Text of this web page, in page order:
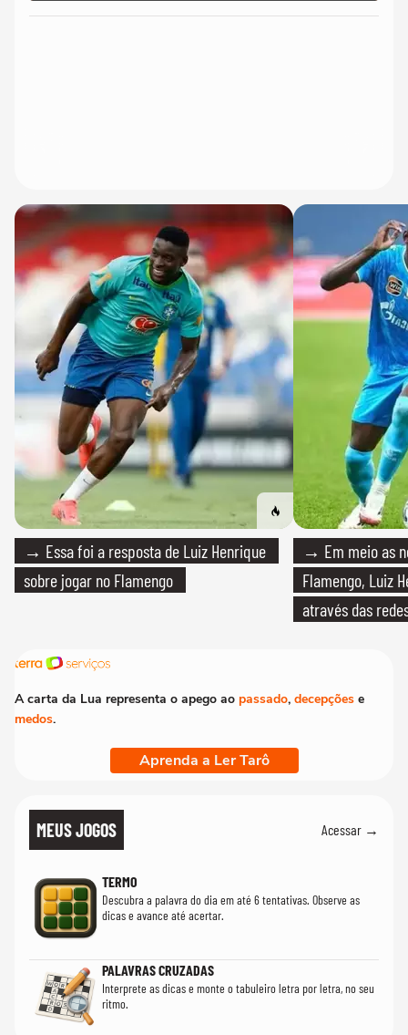
→ Essa foi a resposta de Luiz Henrique
sobre jogar no Flamengo
→ Em meio as
Flamengo, Luiz
através das
A carta da Lua representa o apego ao passado, decepções e
medos.
Aprenda a Ler Tarô
MEUS JOGOS Acessar →
TERMO
Descubra a palavra do dia em até 6 tentativas. Observe as
dicas e avance até acertar.
PALAVRAS CRUZADAS
Interprete as dicas e monte o tabuleiro letra por letra, no seu
ritmo.